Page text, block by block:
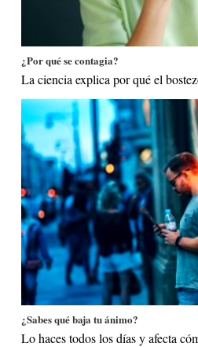
¿Por qué se contagia?
La ciencia explica por qué el
¿Sabes qué baja tu ánimo?
Lo haces todos los días y afecta